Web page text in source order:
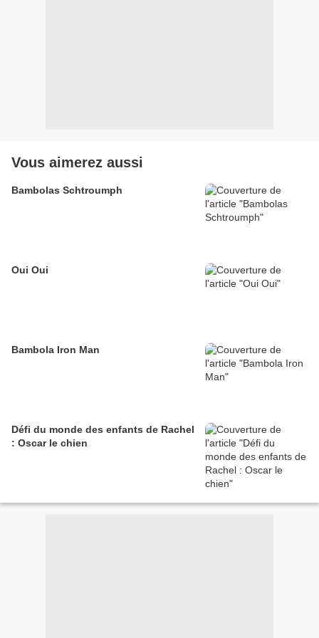
Vous aimerez aussi
Bambolas Schtroumph
Oui Oui
Bambola Iron Man
Défi du monde des enfants de Rachel
: Oscar le chien